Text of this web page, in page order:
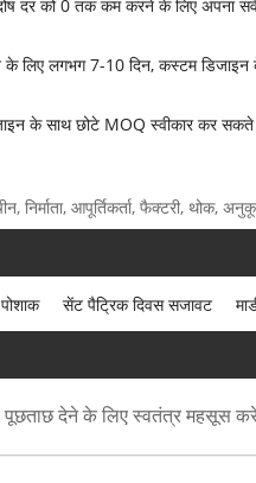
दोष दर को 0 तक कम करने के लिए अपना
के लिए लगभग 7-10 दिन, कस्टम
के साथ छोटे MOQ स्वीकार कर
निर्माता, आपूर्तिकर्ता, फैक्टरी, थोक,
पोशाक सेंट पैट्रिक दिवस सजावट
पूछताछ देने के लिए स्वतंत्र महसूस